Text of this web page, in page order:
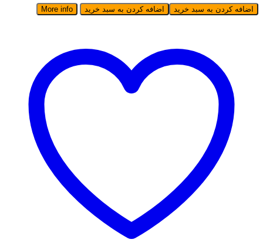
اضافه کردن به سبد خرید اضافه کردن به سبد خرید More info